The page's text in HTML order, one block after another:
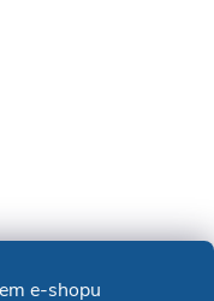
e-shopu